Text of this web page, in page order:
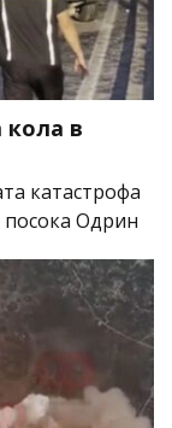
кола в
катастрофа
Одрин